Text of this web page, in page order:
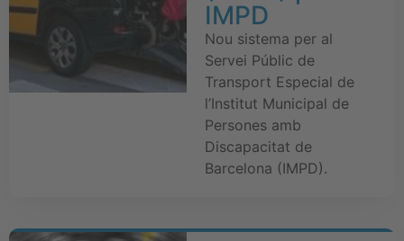
IMPD
Nou sistema per al
Servei Públic de
Transport Especial de
l’Institut Municipal de
Persones amb
Discapacitat de
Barcelona (IMPD).